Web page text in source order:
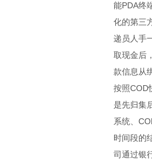
能PDA终
化的第三
递员人手
取现金后
款信息从
按照COD
是先归集
系统、
时间段的
司通过银